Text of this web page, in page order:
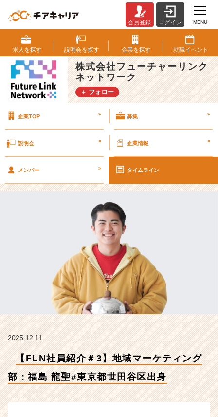
L
N
社
員
紹
介
＃
域
ケ
部：
聖
#
東
京
都
世
田
身
【株
式
会
会員登録 ログイン MENU
求人を探す 説明会を探す 企業を探す 就職イベント
株式会社フューチャーリンク
ネットワーク
＋ フォロー
企業TOP > 募集 >
説明会 > 企業情報 >
メンバー > タイムライン
2025.12.11
【FLN社員紹介＃3】地域マーケティング
部：福島 龍聖#東京都世田谷区出身